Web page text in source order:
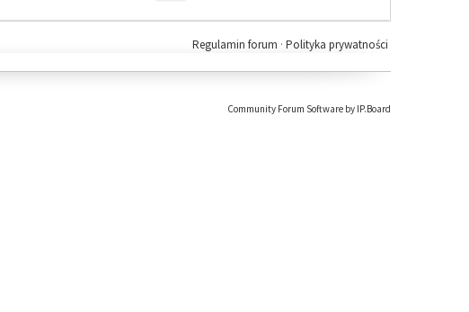
Polityka prywatności
Regulamin forum ·
Community Forum Software by IP.Board